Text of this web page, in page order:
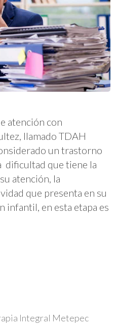
atención con
llamado TDAH
un trastorno
dificultad que tiene la
atención, la
que presenta en su
infantil, en esta etapa es
Integral Metepec